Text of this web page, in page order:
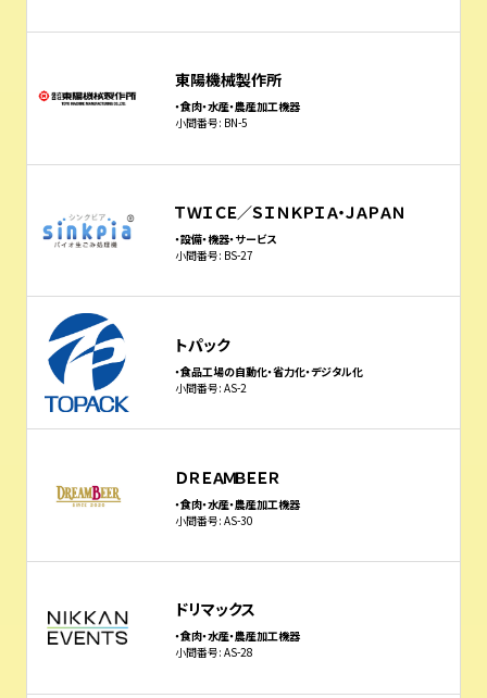
東陽機械製作所
・食肉・水産・農産加工機器
小間番号: BN-5
ＴＷＩＣＥ／ＳＩＮＫＰＩＡ・ＪＡＰＡＮ
・設備・機器・サービス
小間番号: BS-27
トパック
・食品工場の自動化・省力化・デジタル化
小間番号: AS-2
ＤＲＥＡＭＢＥＥＲ
・食肉・水産・農産加工機器
小間番号: AS-30
ドリマックス
・食肉・水産・農産加工機器
小間番号: AS-28